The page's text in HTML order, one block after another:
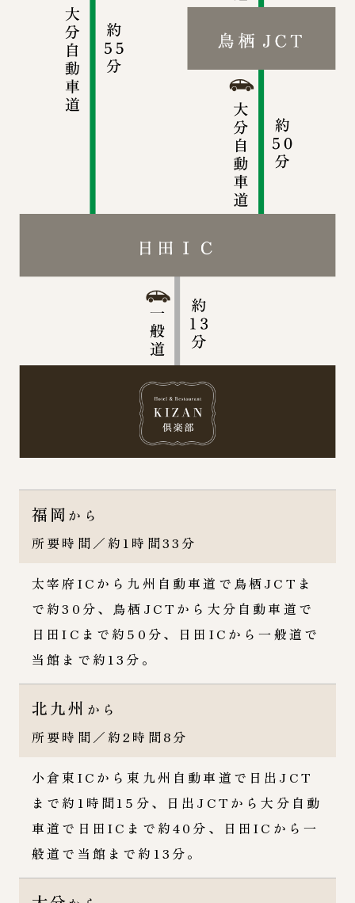
福岡 から
所要時間／約1時間33分
太宰府ICから九州自動車道で鳥栖JCTま
で約30分、鳥栖JCTから大分自動車道で
日田ICまで約50分、日田ICから一般道で
当館まで約13分。
北九州 から
所要時間／約2時間8分
小倉東ICから東九州自動車道で日出JCT
まで約1時間15分、日出JCTから大分自動
車道で日田ICまで約40分、日田ICから一
般道で当館まで約13分。